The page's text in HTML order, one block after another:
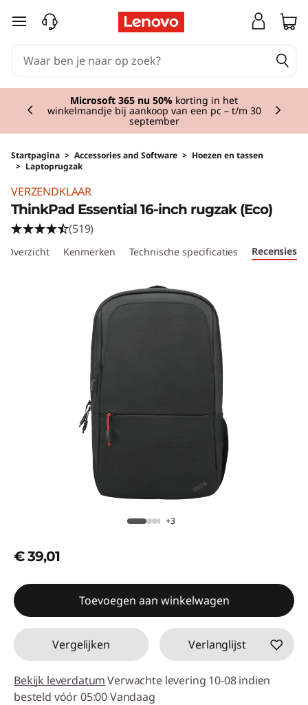
Ga naar de hoofdinhoud
Microsoft 365 nu 50% korting in het
winkelmandje bij aankoop van een pc – t/m 30
september
Currently displaying item 3 of 3
Startpagina > Accessories and Software > Hoezen en tassen
> Laptoprugzak
VERZENDKLAAR
ThinkPad Essential 16-inch rugzak (Eco)
(519)
Overzicht Kenmerken Technische specificaties Recensies
+3
€ 39,01
Toevoegen aan winkelwagen
Vergelijken Verlanglijst
Bekijk leverdatumVerwachte levering 10-08 indien
besteld vóór 05:00 Vandaag